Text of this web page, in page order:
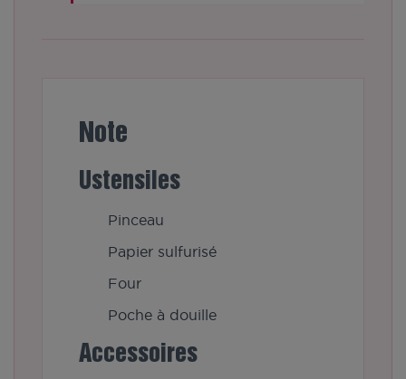
Note
Ustensiles
Pinceau
Papier sulfurisé
Four
Poche à douille
Accessoires